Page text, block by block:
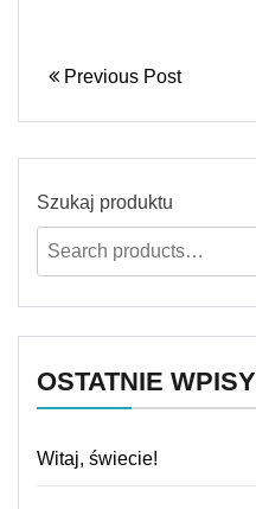
Previous Post
Szukaj produktu
OSTATNIE WPISY
Witaj, świecie!